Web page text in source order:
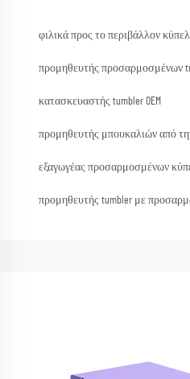
φιλικά προς το περιβάλλον
προμηθευτής προσαρμοσμένων
κατασκευαστής tumbler OEM
προμηθευτής μπουκαλιών από
εξαγωγέας προσαρμοσμένων
προμηθευτής tumbler με